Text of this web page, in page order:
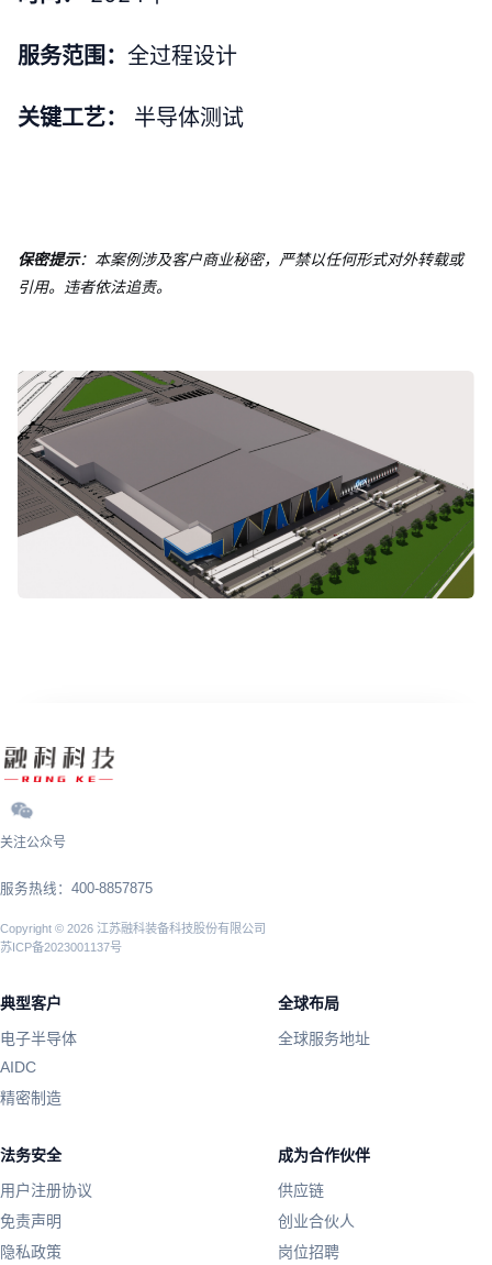
服务范围： 全过程设计
关键工艺： 半导体测试
保密提示：本案例涉及客户商业秘密，严禁以任何形式对外转载或
引用。违者依法追责。
关注公众号
服务热线：400-8857875
Copyright © 2026 江苏融科装备科技股份有限公司
苏ICP备2023001137号
典型客户
电子半导体
AIDC
精密制造
全球布局
全球服务地址
法务安全
用户注册协议
免责声明
隐私政策
成为合作伙伴
供应链
创业合伙人
岗位招聘